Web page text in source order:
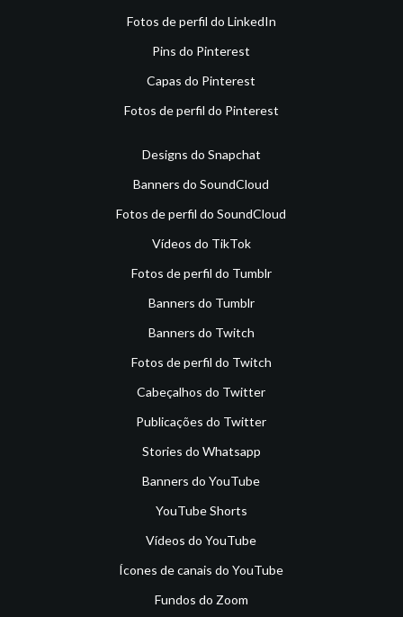
Fotos de perfil do LinkedIn
Pins do Pinterest
Capas do Pinterest
Fotos de perfil do Pinterest
Designs do Snapchat
Banners do SoundCloud
Fotos de perfil do SoundCloud
Vídeos do TikTok
Fotos de perfil do Tumblr
Banners do Tumblr
Banners do Twitch
Fotos de perfil do Twitch
Cabeçalhos do Twitter
Publicações do Twitter
Stories do Whatsapp
Banners do YouTube
YouTube Shorts
Vídeos do YouTube
Ícones de canais do YouTube
Fundos do Zoom